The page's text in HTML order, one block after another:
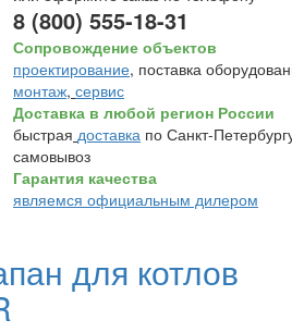
8 (800) 555-18-31
Сопровождение объектов
проектирование, поставка
монтаж, сервис
Доставка в любой регион России
быстрая доставка по Санкт-
самовывоз
Гарантия качества
являемся официальным дилером
для котлов